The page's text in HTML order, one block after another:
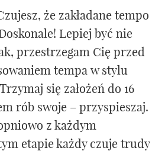
że zakładane tempo
Lepiej być nie
przestrzegam Cię przed
tempa w stylu
się założeń do 16
rób swoje – przyspieszaj.
z każdym
etapie każdy czuje trudy